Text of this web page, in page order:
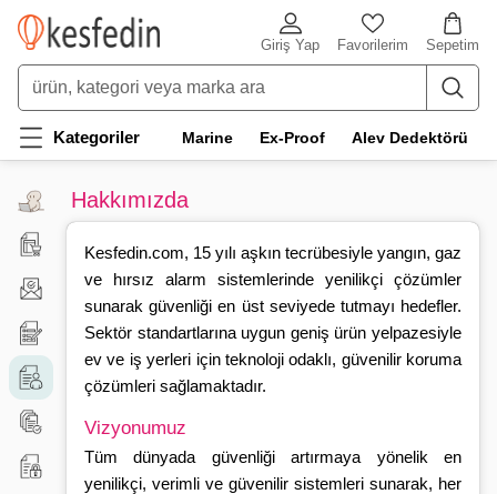
Sepetim
Favorilerim
Giriş Yap
Kategoriler Marine Ex-Proof Alev Dedektörü
Giriş
Kayıt
Teklif
İletişim
Öneri
Şikayet
Hakkımızda
Kullanım
Koşulları
Gizlilik
Hakkımızda
Kesfedin.com, 15 yılı aşkın tecrübesiyle yangın, gaz
ve hırsız alarm sistemlerinde yenilikçi çözümler
sunarak güvenliği en üst seviyede tutmayı hedefler.
Sektör standartlarına uygun geniş ürün yelpazesiyle
ev ve iş yerleri için teknoloji odaklı, güvenilir koruma
çözümleri sağlamaktadır.
Vizyonumuz
Tüm dünyada güvenliği artırmaya yönelik en
yenilikçi, verimli ve güvenilir sistemleri sunarak, her